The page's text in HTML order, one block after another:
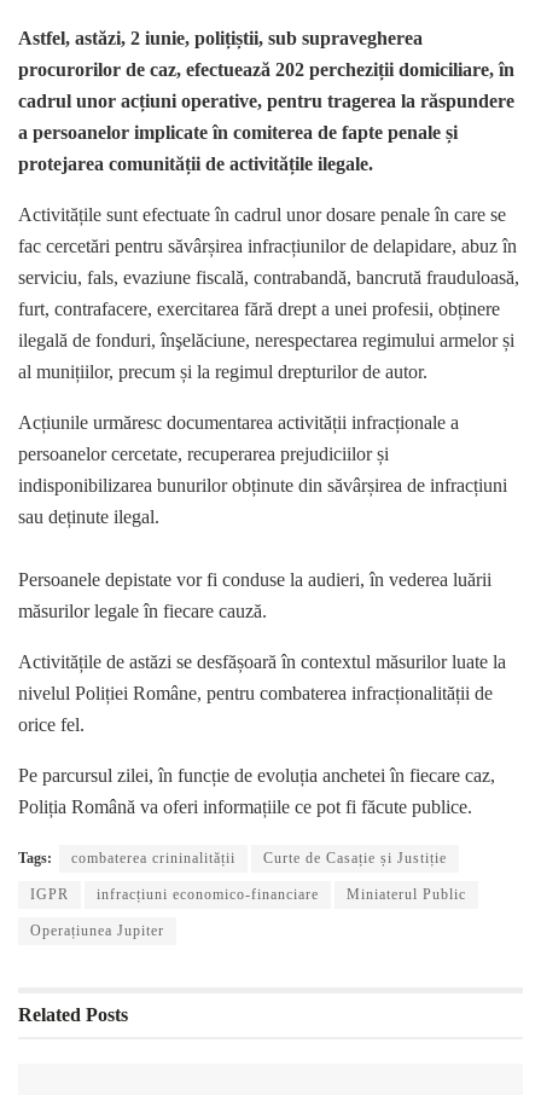
Astfel, astăzi, 2 iunie, polițiștii, sub supravegherea
procurorilor de caz, efectuează 202 percheziții domiciliare, în
cadrul unor acțiuni operative, pentru tragerea la răspundere
a persoanelor implicate în comiterea de fapte penale și
protejarea comunității de activitățile ilegale.
Activitățile sunt efectuate în cadrul unor dosare penale în care se
fac cercetări pentru săvârșirea infracțiunilor de delapidare, abuz în
serviciu, fals, evaziune fiscală, contrabandă, bancrută frauduloasă,
furt, contrafacere, exercitarea fără drept a unei profesii, obținere
ilegală de fonduri, înşelăciune, nerespectarea regimului armelor și
al munițiilor, precum și la regimul drepturilor de autor.
Acțiunile urmăresc documentarea activității infracționale a
persoanelor cercetate, recuperarea prejudiciilor și
indisponibilizarea bunurilor obținute din săvârșirea de infracțiuni
sau deținute ilegal.
Persoanele depistate vor fi conduse la audieri, în vederea luării
măsurilor legale în fiecare cauză.
Activitățile de astăzi se desfășoară în contextul măsurilor luate la
nivelul Poliției Române, pentru combaterea infracționalității de
orice fel.
Pe parcursul zilei, în funcție de evoluția anchetei în fiecare caz,
Poliția Română va oferi informațiile ce pot fi făcute publice.
Tags: combaterea crininalității Curte de Casație și Justiție
IGPR infracțiuni economico-financiare Miniaterul Public
Operațiunea Jupiter
Related Posts